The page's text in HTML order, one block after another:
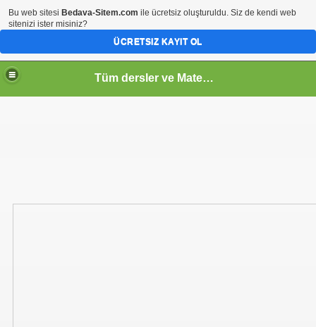
Tüm dersler ve Matematik
Bu web sitesi Bedava-Sitem.com ile ücretsiz oluşturuldu. Siz de kendi web
sitenizi ister misiniz?
ÜCRETSIZ KAYIT OL